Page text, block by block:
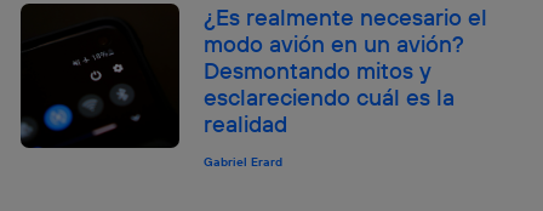
¿Es realmente necesario el
modo avión en un avión?
Desmontando mitos y
esclareciendo cuál es la
realidad
Gabriel Erard